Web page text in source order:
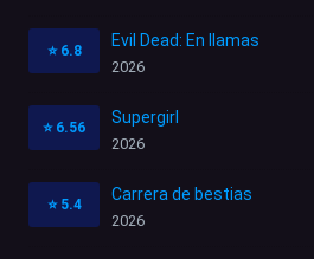
⭐ 6.8
Evil Dead: En llamas
2026
⭐ 6.56
Supergirl
2026
⭐ 5.4
Carrera de bestias
2026